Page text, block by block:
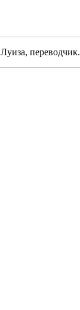
Луиза, переводчик.